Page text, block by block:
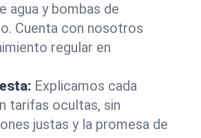
agua y bombas de
Cuenta con nosotros
regular en
Explicamos cada
tarifas ocultas, sin
justas y la promesa de